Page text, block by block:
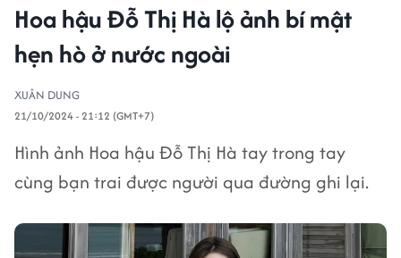
Hoa hậu Đỗ Thị Hà lộ ảnh bí mật
hẹn hò ở nước ngoài
XUÂN DUNG
21/10/2024 - 21:12 (GMT+7)
Hình ảnh Hoa hậu Đỗ Thị Hà tay trong tay
cùng bạn trai được người qua đường ghi lại.